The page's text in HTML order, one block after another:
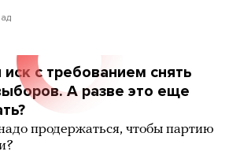
с требованием снять
А разве это еще
продержаться, чтобы партию